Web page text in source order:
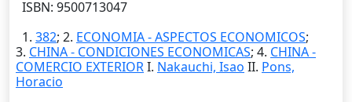
ISBN: 9500713047
1. 382; 2. ECONOMIA - ASPECTOS ECONOMICOS;
3. CHINA - CONDICIONES ECONOMICAS; 4. CHINA -
COMERCIO EXTERIORI. Nakauchi, Isao II. Pons,
Horacio